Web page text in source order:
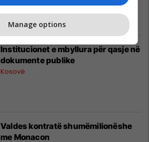
Institucionet e mbyllura për qasje në
dokumente publike
Kosovë
Valdes kontratë shumëmilionëshe
me Monacon
Manage options